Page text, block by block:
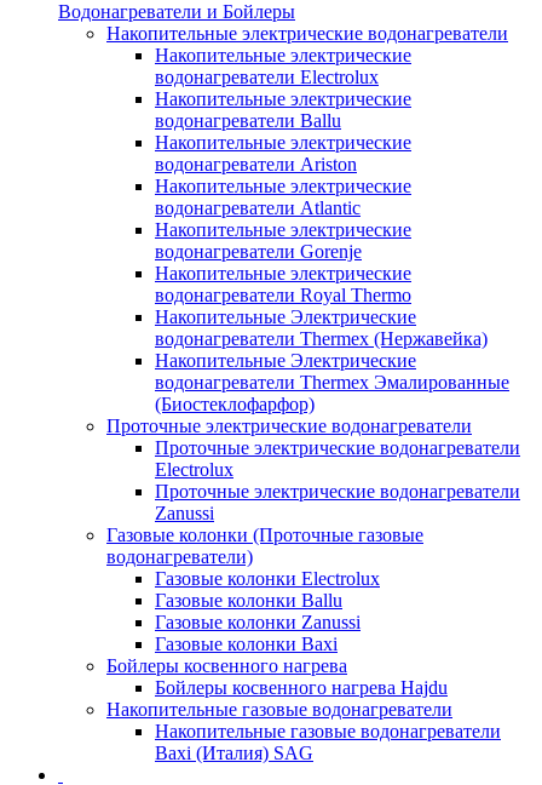
Водонагреватели и Бойлеры
Накопительные электрические водонагреватели
Накопительные электрические
водонагреватели Electrolux
Накопительные электрические
водонагреватели Ballu
Накопительные электрические
водонагреватели Ariston
Накопительные электрические
водонагреватели Atlantic
Накопительные электрические
водонагреватели Gorenje
Накопительные электрические
водонагреватели Royal Thermo
Накопительные Электрические
водонагреватели Thermex (Нержавейка)
Накопительные Электрические
водонагреватели Thermex Эмалированные
(Биостеклофарфор)
Проточные электрические водонагреватели
Проточные электрические водонагреватели
Electrolux
Проточные электрические водонагреватели
Zanussi
Газовые колонки (Проточные газовые
водонагреватели)
Газовые колонки Electrolux
Газовые колонки Ballu
Газовые колонки Zanussi
Газовые колонки Baxi
Бойлеры косвенного нагрева
Бойлеры косвенного нагрева Hajdu
Накопительные газовые водонагреватели
Накопительные газовые водонагреватели
Baxi (Италия) SAG